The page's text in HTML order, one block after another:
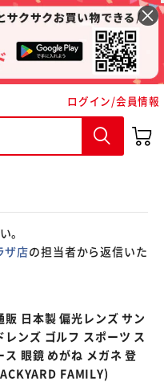
ログイン/会員情報
。
ザ店の担当者から返信いた
日本製 偏光レンズ サン
ンズ ゴルフ スポーツ ス
眼鏡 めがね メガネ 登
FAMILY)